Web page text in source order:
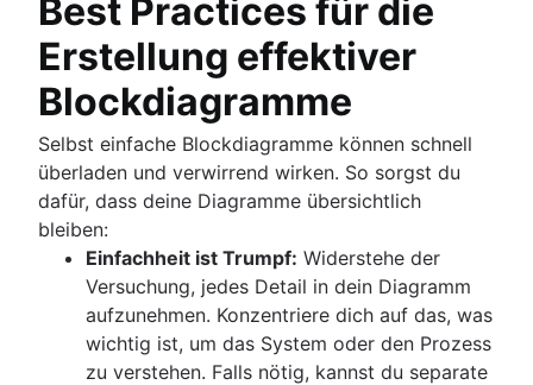
Best Practices für die
Erstellung effektiver
Blockdiagramme
Selbst einfache Blockdiagramme können schnell
überladen und verwirrend wirken. So sorgst du
dafür, dass deine Diagramme übersichtlich
bleiben:
Einfachheit ist Trumpf: Widerstehe der
Versuchung, jedes Detail in dein Diagramm
aufzunehmen. Konzentriere dich auf das, was
wichtig ist, um das System oder den Prozess
zu verstehen. Falls nötig, kannst du separate